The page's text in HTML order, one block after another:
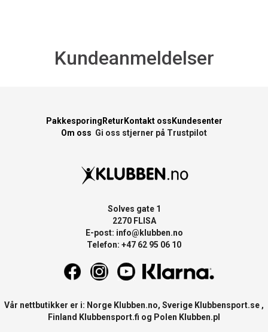
Kundeanmeldelser
Pakkesporing Retur Kontakt oss Kundesenter
Om oss Gi oss stjerner på Trustpilot
Solves gate 1
2270 FLISA
E-post: info@klubben.no
Telefon: +47 62 95 06 10
Vår nettbutikker er i: Norge Klubben.no, Sverige Klubbensport.se ,
Finland Klubbensport.fi og Polen Klubben.pl